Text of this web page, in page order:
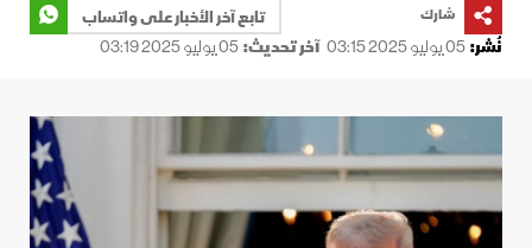
شارك
تابع آخر الأخبار على واتساب
نُشر:05 يوليو 2025 03:15 آخر تحديث:05 يوليو 2025 03:19